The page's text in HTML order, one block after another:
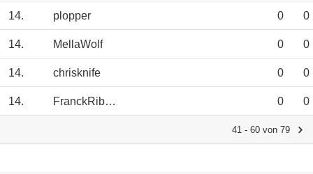
14. plopper 0 0
14. MellaWolf 0 0
14. chrisknife 0 0
14. FranckRibery 0 0
41 - 60 von 79